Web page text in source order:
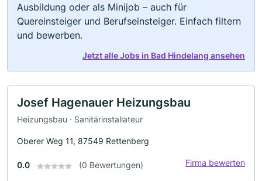
Ausbildung oder als Minijob – auch für
Quereinsteiger und Berufseinsteiger. Einfach filtern
und bewerben.
Jetzt alle Jobs in Bad Hindelang ansehen
Josef Hagenauer Heizungsbau
Heizungsbau · Sanitärinstallateur
Oberer Weg 11, 87549 Rettenberg
0.0 (0 Bewertungen) Firma bewerten